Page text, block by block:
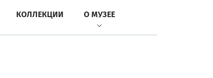
КОЛЛЕКЦИИ О МУЗЕЕ